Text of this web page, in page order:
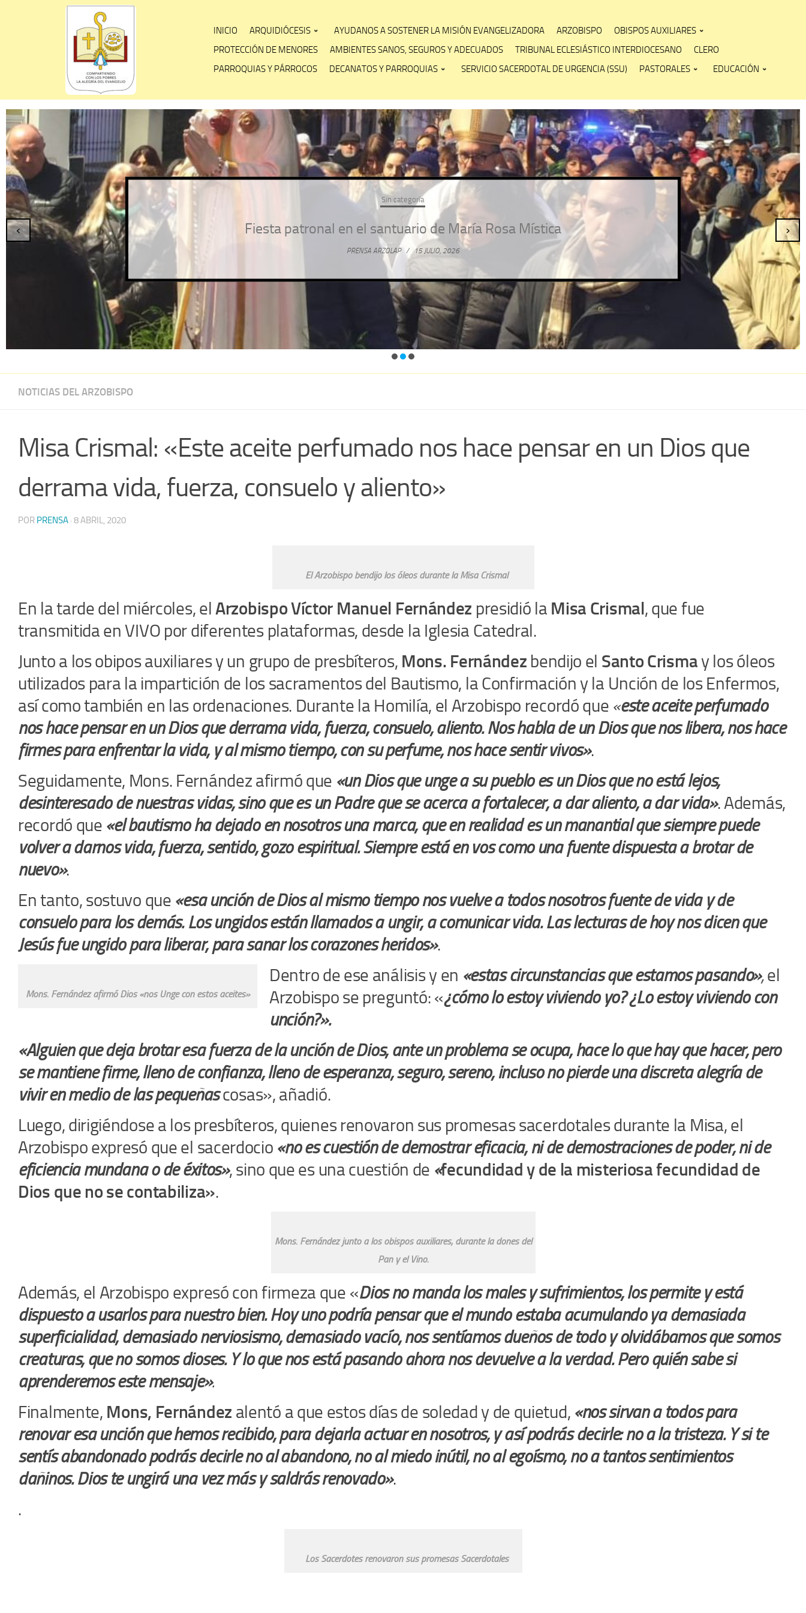
INICIO ARQUIDIÓCESIS AYUDANOS A SOSTENER LA MISIÓN EVANGELIZADORA ARZOBISPO
OBISPOS AUXILIARES
PROTECCIÓN DE MENORES
AMBIENTES SANOS, SEGUROS Y ADECUADOS TRIBUNAL ECLESIÁSTICO INTERDIOCESANO
CLERO
PARROQUIAS Y PÁRROCOS
DECANATOS Y PARROQUIAS SERVICIO SACERDOTAL DE URGENCIA (SSU) PASTORALES EDUCACIÓN
Sin categoría
Fiesta patronal en el santuario de María Rosa Mística
PRENSA ARZOLAP / 15 JULIO, 2026
‹ ›
NOTICIAS DEL ARZOBISPO
Misa Crismal: «Este aceite perfumado nos hace pensar en un Dios que
derrama vida, fuerza, consuelo y aliento»
POR PRENSA · 8 ABRIL, 2020
El Arzobispo bendijo los óleos durante la Misa Crismal
En la tarde del miércoles, el Arzobispo Víctor Manuel Fernández presidió la Misa Crismal, que fue
transmitida en VIVO por diferentes plataformas, desde la Iglesia Catedral.
Junto a los obipos auxiliares y un grupo de presbíteros, Mons. Fernández bendijo el Santo Crismay los óleos
utilizados para la impartición de los sacramentos del Bautismo, la Confirmación y la Unción de los Enfermos,
así como también en las ordenaciones. Durante la Homilía, el Arzobispo recordó que «este aceite perfumado
nos hace pensar en un Dios que derrama vida, fuerza, consuelo, aliento. Nos habla de un Dios que nos libera, nos hace
firmes para enfrentar la vida, y al mismo tiempo, con su perfume, nos hace sentir vivos».
Seguidamente, Mons. Fernández afirmó que «un Dios que unge a su pueblo es un Dios que no está lejos,
desinteresado de nuestras vidas, sino que es un Padre que se acerca a fortalecer, a dar aliento, a dar vida». Además,
recordó que «el bautismo ha dejado en nosotros una marca, que en realidad es un manantial que siempre puede
volver a darnos vida, fuerza, sentido, gozo espiritual. Siempre está en vos como una fuente dispuesta a brotar de
nuevo».
En tanto, sostuvo que «esa unción de Dios al mismo tiempo nos vuelve a todos nosotros fuente de vida y de
consuelo para los demás. Los ungidos están llamados a ungir, a comunicar vida. Las lecturas de hoy nos dicen que
Jesús fue ungido para liberar, para sanar los corazones heridos».
Mons. Fernández afirmó Dios «nos Unge con estos aceites»
Dentro de ese análisis y en «estas circunstancias que estamos pasando»,el
Arzobispo se preguntó: «¿cómo lo estoy viviendo yo? ¿Lo estoy viviendo con
unción?».
«Alguien que deja brotar esa fuerza de la unción de Dios, ante un problema se ocupa, hace lo que hay que hacer, pero
se mantiene firme, lleno de confianza, lleno de esperanza, seguro, sereno, incluso no pierde una discreta alegría de
vivir en medio de las pequeñascosas», añadió.
Luego, dirigiéndose a los presbíteros, quienes renovaron sus promesas sacerdotales durante la Misa, el
Arzobispo expresó que el sacerdocio «no es cuestión de demostrar eficacia, ni de demostraciones de poder, ni de
eficiencia mundana o de éxitos», sino que es una cuestión de «fecundidad y de la misteriosa fecundidad de
Dios que no se contabiliza».
Mons. Fernández junto a los obispos auxiliares, durante la dones del
Pan y el Vino.
Además, el Arzobispo expresó con firmeza que «Dios no manda los males y sufrimientos, los permite y está
dispuesto a usarlos para nuestro bien. Hoy uno podría pensar que el mundo estaba acumulando ya demasiada
superficialidad, demasiado nerviosismo, demasiado vacío, nos sentíamos dueños de todo y olvidábamos que somos
creaturas, que no somos dioses. Y lo que nos está pasando ahora nos devuelve a la verdad. Pero quién sabe si
aprenderemos este mensaje».
Finalmente, Mons, Fernández alentó a que estos días de soledad y de quietud, «nos sirvan a todos para
renovar esa unción que hemos recibido, para dejarla actuar en nosotros, y así podrás decirle: no a la tristeza. Y si te
sentís abandonado podrás decirle no al abandono, no al miedo inútil, no al egoísmo, no a tantos sentimientos
dañinos. Dios te ungirá una vez más y saldrás renovado».
.
Los Sacerdotes renovaron sus promesas Sacerdotales